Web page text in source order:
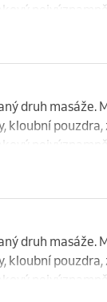
zlepšuje
druh masáže.
kloubní
zlepšuje
druh masáže.
kloubní
zlepšuje